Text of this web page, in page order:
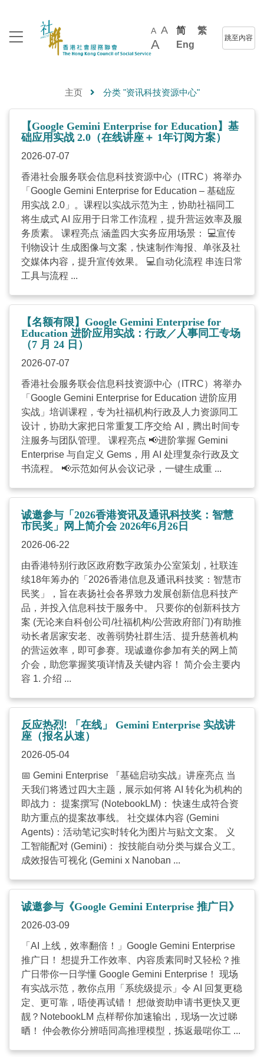
A A
A
简
繁
Eng
跳至內容
主页 分类 "资讯科技资源中心"
【Google Gemini Enterprise for Education】基
础应用实战 2.0（在线讲座＋ 1年订阅方案）
2026-07-07
香港社会服务联会信息科技资源中心（ITRC）将举办
「Google Gemini Enterprise for Education – 基础应
用实战 2.0」。课程以实战示范为主，协助社福同工
将生成式 AI 应用于日常工作流程，提升营运效率及服
务质素。 课程亮点 涵盖四大实务应用场景： 💻宣传
刊物设计 生成图像与文案，快速制作海报、单张及社
交媒体内容，提升宣传效果。 💻自动化流程 串连日常
工具与流程 ...
【名额有限】Google Gemini Enterprise for
Education 进阶应用实战：行政／人事同工专场
（7 月 24 日）
2026-07-07
香港社会服务联会信息科技资源中心（ITRC）将举办
「Google Gemini Enterprise for Education 进阶应用
实战」培训课程，专为社福机构行政及人力资源同工
设计，协助大家把日常重复工序交给 AI，腾出时间专
注服务与团队管理。 课程亮点 📢进阶掌握 Gemini
Enterprise 与自定义 Gems，用 AI 处理复杂行政及文
书流程。 📢示范如何从会议记录，一键生成重 ...
诚邀参与「2026香港资讯及通讯科技奖：智慧
市民奖」网上简介会 2026年6月26日
2026-06-22
由香港特别行政区政府数字政策办公室策划，社联连
续18年筹办的「2026香港信息及通讯科技奖：智慧市
民奖」，旨在表扬社会各界致力发展创新信息科技产
品，并投入信息科技于服务中。 只要你的创新科技方
案 (无论来自科创公司/社福机构/公营政府部门)有助推
动长者居家安老、改善弱势社群生活、提升慈善机构
的营运效率，即可参赛。现诚邀你参加有关的网上简
介会，助您掌握奖项详情及关键内容！ 简介会主要内
容 1. 介绍 ...
反应热烈! 「在线」 Gemini Enterprise 实战讲
座（报名从速）
2026-05-04
📅 Gemini Enterprise 『基础启动实战』讲座亮点 当
天我们将透过四大主题，展示如何将 AI 转化为机构的
即战力： 提案撰写 (NotebookLM)： 快速生成符合资
助方重点的提案故事线。 社交媒体内容 (Gemini
Agents)：活动笔记实时转化为图片与贴文文案。 义
工智能配对 (Gemini)： 按技能自动分类与媒合义工。
成效报告可视化 (Gemini x Nanoban ...
诚邀参与《Google Gemini Enterprise 推广日》
2026-03-09
「AI 上线，效率翻倍！」Google Gemini Enterprise
推广日！ 想提升工作效率、内容质素同时又轻松？推
广日带你一日学懂 Google Gemini Enterprise！ 现场
有实战示范，教你点用「系统级提示」令 AI 回复更稳
定、更可靠，唔使再试错！ 想做资助申请书更快又更
靓？NotebookLM 点样帮你加速输出，现场一次过睇
晒！ 仲会教你分辨唔同高推理模型，拣返最啱你工 ...